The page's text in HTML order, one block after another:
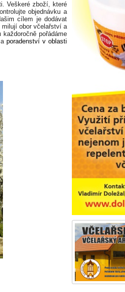
Veškeré zboží, které
objednávku a
cílem je dodávat
milují obor včelařství a
pořádáme
a poradenství v oblasti